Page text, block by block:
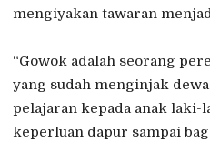
mengiyakan tawaran
“Gowok adalah seorang
yang sudah menginjak
pelajaran kepada anak
keperluan dapur sampai